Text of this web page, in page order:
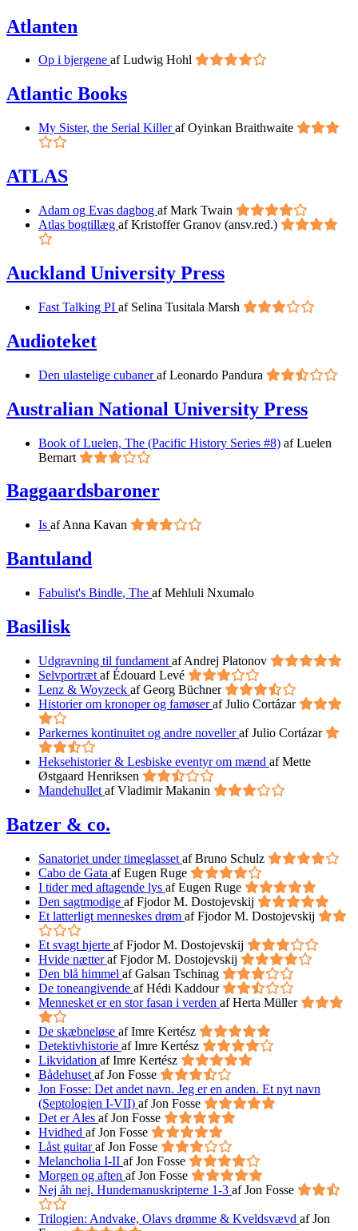
Atlanten
Op i bjergene af Ludwig Hohl
Atlantic Books
My Sister, the Serial Killeraf Oyinkan Braithwaite
ATLAS
Adam og Evas dagbog af Mark Twain
Atlas bogtillæg af Kristoffer Granov (ansv.red.)
Auckland University Press
Fast Talking PI af Selina Tusitala Marsh
Audioteket
Den ulastelige cubaneraf Leonardo Pandura
Australian National University Press
Book of Luelen, The (Pacific History Series #8) af Luelen
Bernart
Baggaardsbaroner
Is af Anna Kavan
Bantuland
Fabulist's Bindle, The af Mehluli Nxumalo
Basilisk
Udgravning til fundament af Andrej Platonov
Selvportræt af Édouard Levé
Lenz & Woyzeck af Georg Büchner
Historier om kronoper og famøseraf Julio Cortázar
Parkernes kontinuitet og andre novelleraf Julio Cortázar
Heksehistorier & Lesbiske eventyr om mænd af Mette
Østgaard Henriksen
Mandehullet af Vladimir Makanin
Batzer & co.
Sanatoriet under timeglasset af Bruno Schulz
Cabo de Gata af Eugen Ruge
I tider med aftagende lys af Eugen Ruge
Den sagtmodige af Fjodor M. Dostojevskij
Et latterligt menneskes drøm af Fjodor M. Dostojevskij
Et svagt hjerte af Fjodor M. Dostojevskij
Hvide nætteraf Fjodor M. Dostojevskij
Den blå himmel af Galsan Tschinag
De toneangivende af Hédi Kaddour
Mennesket er en stor fasan i verden af Herta Müller
De skæbneløse af Imre Kertész
Detektivhistorie af Imre Kertész
Likvidation af Imre Kertész
Bådehuset af Jon Fosse
Jon Fosse: Det andet navn. Jeg er en anden. Et nyt navn
(Septologien I-VII) af Jon Fosse
Det er Ales af Jon Fosse
Hvidhed af Jon Fosse
Låst guitaraf Jon Fosse
Melancholia I-II af Jon Fosse
Morgen og aften af Jon Fosse
Nej åh nej. Hundemanuskripterne 1-3 af Jon Fosse
Trilogien: Andvake, Olavs drømme & Kveldsvævd af Jon